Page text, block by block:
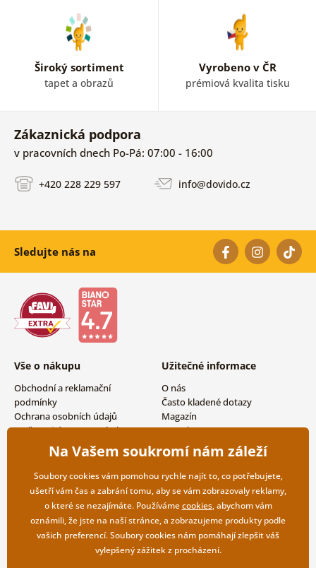
Široký sortiment
tapet a obrazů
Vyrobeno v ČR
prémiová kvalita tisku
Zákaznická podpora
v pracovních dnech Po-Pá: 07:00 - 16:00
+420 228 229 597 info@dovido.cz
Sledujte nás na
Vše o nákupu
Obchodní a reklamační
podmínky
Ochrana osobních údajů
Možnosti dopravy a platby
Vrácení zboží
Užitečné informace
O nás
Často kladené dotazy
Magazín
Kontakty
Velkoobchodní spolupráce
Na Vašem soukromí nám záleží
Soubory cookies vám pomohou rychle najít to, co potřebujete,
ušetří vám čas a zabrání tomu, aby se vám zobrazovaly reklamy,
o které se nezajímáte. Používámecookies, abychom vám
oznámili, že jste na naší stránce, a zobrazujeme produkty podle
vašich preferencí. Soubory cookies nám pomáhají zlepšit váš
vylepšený zážitek z procházení.